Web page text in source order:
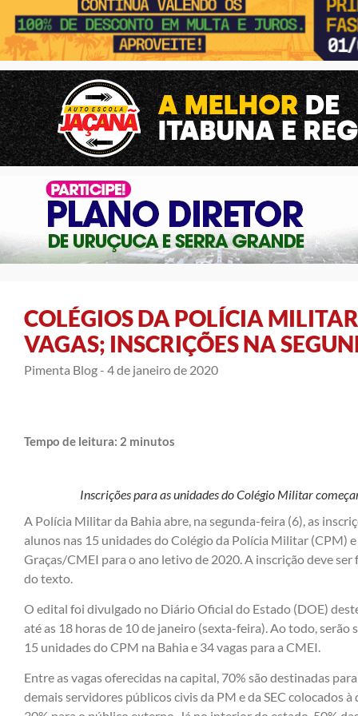
COLÉGIOS DA POLÍCIA
VAGAS; INSCRIÇÕES NA
Pimenta Blog - 4 de janeiro de 2020
Tempo de leitura: 2 minutos
Inscrições para as unidades do Colégio Militar
A Polícia Militar da Bahia abre, na segunda-feira (6), as
alunos nas 15 unidades do Colégio da Polícia Militar (CPM)
Graças/CMEI para o ano letivo de 2020. A inscrição deve
do texto.
O edital foi divulgado no Diário Oficial do Estado (DOE)
até as 18 horas de 10 de janeiro (sexta-feira). Ao todo, serão
15 unidades do CPM na Bahia e 34 vagas para a CMEI.
Entre as vagas oferecidas na capital, 70% são destinadas
demais servidores públicos civis da PM e da SEC colocados